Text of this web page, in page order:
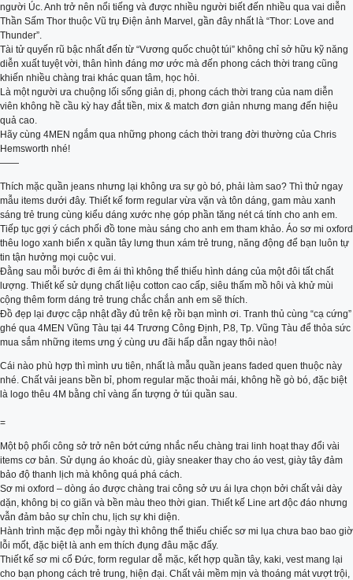
người Úc. Anh trở nên nổi tiếng và được nhiều người biết đến nhiều qua vai diễn
Thần Sấm Thor thuộc Vũ trụ Điện ảnh Marvel, gần đây nhất là “Thor: Love and
Thunder”.
Tài tử quyến rũ bậc nhất đến từ “Vương quốc chuột túi” không chỉ sở hữu kỹ năng
diễn xuất tuyệt vời, thân hình đáng mơ ước mà đến phong cách thời trang cũng
khiến nhiều chàng trai khác quan tâm, học hỏi.
Là một người ưa chuộng lối sống giản dị, phong cách thời trang của nam diễn
viên không hề cầu kỳ hay đắt tiền, mix & match đơn giản nhưng mang đến hiệu
quả cao.
Hãy cùng 4MEN ngắm qua những phong cách thời trang đời thường của Chris
Hemsworth nhé!
——
Thích mặc quần jeans nhưng lại không ưa sự gò bó, phải làm sao? Thì thử ngay
mẫu items dưới đây. Thiết kế form regular vừa vặn và tôn dáng, gam màu xanh
sáng trẻ trung cùng kiểu dáng xước nhẹ góp phần tăng nét cá tính cho anh em.
Tiếp tục gợi ý cách phối đồ tone màu sáng cho anh em tham khảo. Áo sơ mi oxford
thêu logo xanh biển x quần tây lưng thun xám trẻ trung, năng động để bạn luôn tự
tin tận hưởng mọi cuộc vui.
Đằng sau mỗi bước đi êm ái thì không thể thiếu hình dáng của một đôi tất chất
lượng. Thiết kế sử dụng chất liệu cotton cao cấp, siêu thấm mồ hôi và khử mùi
cộng thêm form dáng trẻ trung chắc chắn anh em sẽ thích.
Đồ đẹp lại được cập nhật đầy đủ trên kệ rồi bạn mình ơi. Tranh thủ cùng “cạ cứng”
ghé qua 4MEN Vũng Tàu tại 44 Trương Công Định, P.8, Tp. Vũng Tàu để thỏa sức
mua sắm những items ưng ý cùng ưu đãi hấp dẫn ngay thôi nào!
Cái nào phù hợp thì mình ưu tiên, nhất là mẫu quần jeans faded quen thuộc này
nhé. Chất vải jeans bền bỉ, phom regular mặc thoải mái, không hề gò bó, đặc biệt
là logo thêu 4M bằng chỉ vàng ấn tượng ở túi quần sau.
=
Một bộ phối công sở trở nên bớt cứng nhắc nếu chàng trai linh hoạt thay đổi vài
items cơ bản. Sử dụng áo khoác dù, giày sneaker thay cho áo vest, giày tây đảm
bảo độ thanh lịch mà không quá phá cách.
Sơ mi oxford – dòng áo được chàng trai công sở ưu ái lựa chọn bởi chất vải dày
dặn, không bị co giãn và bền màu theo thời gian. Thiết kế Line art độc đáo nhưng
vẫn đảm bảo sự chỉn chu, lịch sự khi diện.
Hành trình mặc đẹp mỗi ngày thì không thể thiếu chiếc sơ mi lụa chưa bao bao giờ
lỗi mốt, đặc biệt là anh em thích đụng đâu mặc đấy.
Thiết kế sơ mi cổ Đức, form regular dễ mặc, kết hợp quần tây, kaki, vest mang lại
cho bạn phong cách trẻ trung, hiện đại. Chất vải mềm mịn và thoáng mát vượt trội,